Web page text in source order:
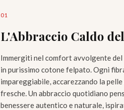
01
L'Abbraccio Caldo
Immergiti nel comfort avvolgente
in purissimo cotone felpato. Ogni
impareggiabile, accarezzando la
fresche. Un abbraccio quotidiano
benessere autentico e naturale,